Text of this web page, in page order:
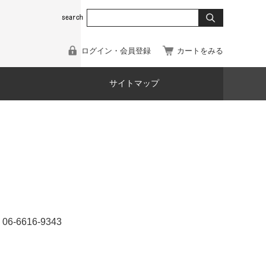
ログイン・会員登録 カートをみる
サイトマップ
6616-9343